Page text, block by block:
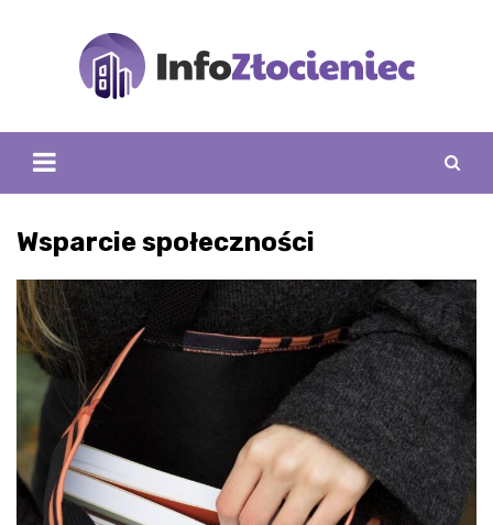
Wsparcie społeczności